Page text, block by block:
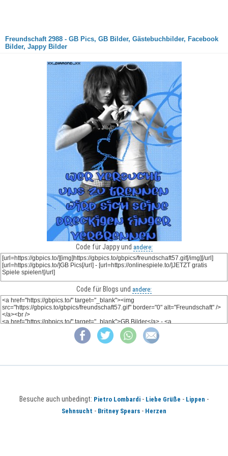
Freundschaft 2988 - GB Pics, GB Bilder, Gästebuchbilder, Facebook
Bilder, Jappy Bilder
Code für Jappy und andere:
Code für Blogs und andere:
Besuche auch unbedingt: Pietro Lombardi - Liebe Grüße - Lippen -
Sehnsucht - Britney Spears - Herzen